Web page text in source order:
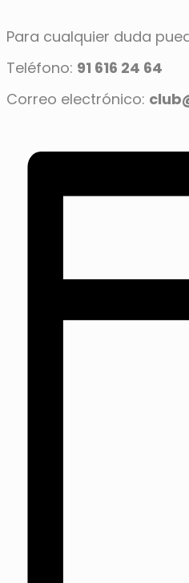
Para cualquier duda
Teléfono: 91 616 24 64
Correo electrónico: